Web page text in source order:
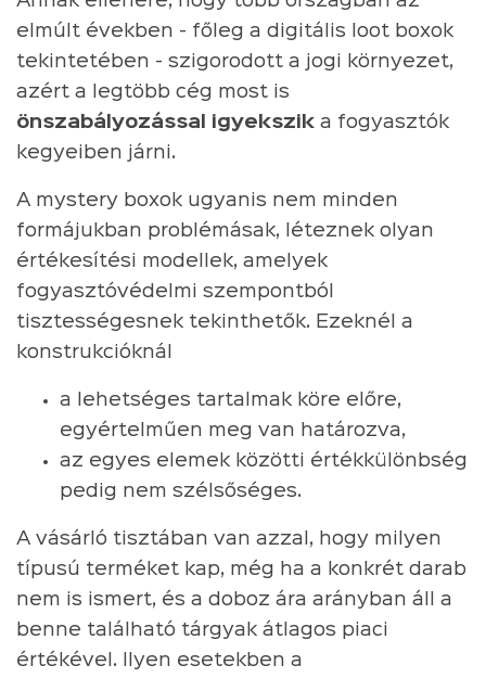
elmúlt években - főleg a digitális loot boxok
tekintetében - szigorodott a jogi környezet,
azért a legtöbb cég most is
önszabályozással igyekszik a fogyasztók
kegyeiben járni.
A mystery boxok ugyanis nem minden
formájukban problémásak, léteznek olyan
értékesítési modellek, amelyek
fogyasztóvédelmi szempontból
tisztességesnek tekinthetők. Ezeknél a
konstrukcióknál
a lehetséges tartalmak köre előre,
egyértelműen meg van határozva,
az egyes elemek közötti értékkülönbség
pedig nem szélsőséges.
A vásárló tisztában van azzal, hogy milyen
típusú terméket kap, még ha a konkrét darab
nem is ismert, és a doboz ára arányban áll a
benne található tárgyak átlagos piaci
értékével. Ilyen esetekben a